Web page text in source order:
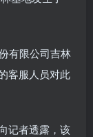
有限公司吉林
客服人员对此
记者透露，该